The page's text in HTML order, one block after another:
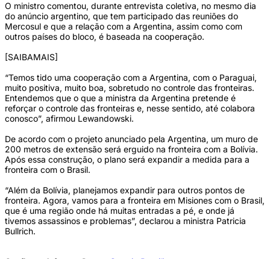
O ministro comentou, durante entrevista coletiva, no mesmo dia
do anúncio argentino, que tem participado das reuniões do
Mercosul e que a relação com a Argentina, assim como com
outros países do bloco, é baseada na cooperação.
[SAIBAMAIS]
“Temos tido uma cooperação com a Argentina, com o Paraguai,
muito positiva, muito boa, sobretudo no controle das fronteiras.
Entendemos que o que a ministra da Argentina pretende é
reforçar o controle das fronteiras e, nesse sentido, até colabora
conosco”, afirmou Lewandowski.
De acordo com o projeto anunciado pela Argentina, um muro de
200 metros de extensão será erguido na fronteira com a Bolívia.
Após essa construção, o plano será expandir a medida para a
fronteira com o Brasil.
“Além da Bolívia, planejamos expandir para outros pontos de
fronteira. Agora, vamos para a fronteira em Misiones com o Brasil,
que é uma região onde há muitas entradas a pé, e onde já
tivemos assassinos e problemas”, declarou a ministra Patricia
Bullrich.